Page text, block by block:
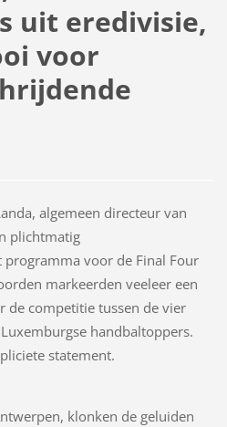
uit eredivisie,
voor
algemeen directeur van
plichtmatig
voor de Final Four
markeerden veeleer een
de competitie tussen de vier
handbaltoppers.
statement.
klonken de geluiden